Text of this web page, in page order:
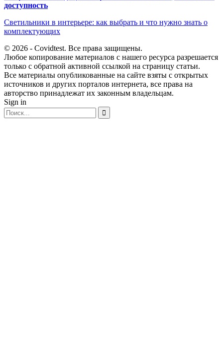
доступность
Светильники в интерьере: как выбрать и что нужно знать о
комплектующих
© 2026 - Covidtest. Все права защищены.
Любое копирование материалов с нашего ресурса разрешается
только с обратной активной ссылкой на страницу статьи.
Все материалы опубликованные на сайте взяты с открытых
источников и других порталов интернета, все права на
авторство принадлежат их законным владельцам.
Sign in